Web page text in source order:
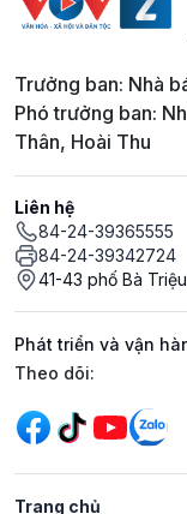
Trưởng ban: Nhà
Phó trưởng ban:
Thân, Hoài Thu
Liên hệ
84-24-39365555
84-24-39342724
41-43 phố Bà
Phát triển và vận
Mạng xã hội
Theo dõi:
Trang chủ